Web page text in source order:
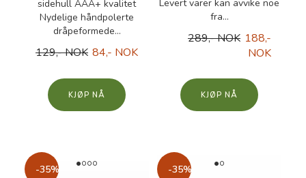
sidehull AAA+ kvalitet
Nydelige håndpolerte
dråpeformede...
129,- NOK 84,- NOK
KJØP
Levert varer kan avvike noe
fra...
289,- NOK 188,-
NOK
KJØP
-35% -35%